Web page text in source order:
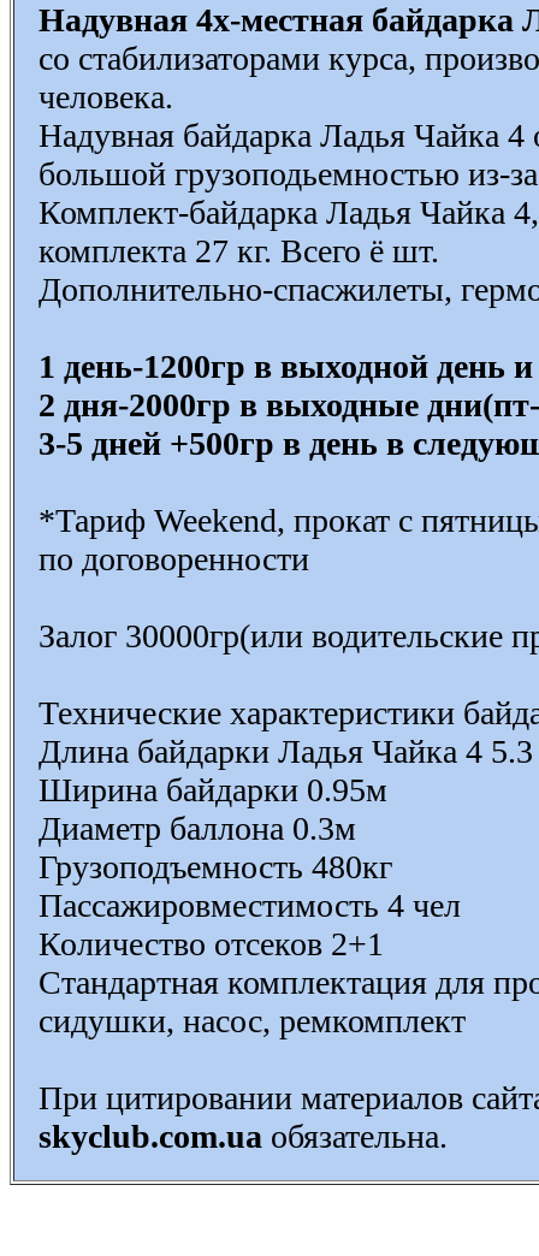
Надувная 4х-местная байдарка
со стабилизаторами курса,
человека.
Надувная байдарка Ладья Чайка 4
большой грузоподьемностью из-
Комплект-байдарка Ладья Чайка
комплекта 27 кг. Всего ё шт.
Дополнительно-спасжилеты,
1 день-1200гр в выходной день
2 дня-2000гр в выходные
3-5 дней +500гр в день в
*Тариф Weekend, прокат с
по договоренности
Залог 30000гр(или водительские
Технические характеристики
Длина байдарки Ладья Чайка 4
Ширина байдарки 0.95м
Диаметр баллона 0.3м
Грузоподъемность 480кг
Пассажировместимость 4 чел
Количество отсеков 2+1
Стандартная комплектация для
сидушки, насос, ремкомплект
При цитировании материалов
skyclub.com.ua обязательна.